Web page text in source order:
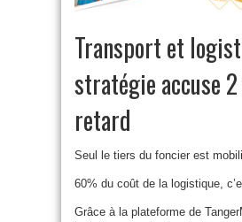
Transport et
stratégie accuse
retard
Seul le tiers du foncier est
60% du coût de la logistique,
Grâce à la plateforme de